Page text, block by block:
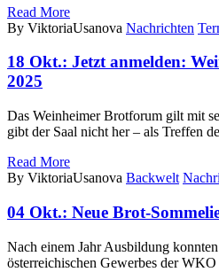
Read More
By ViktoriaUsanova Nachrichten
18 Okt.: Jetzt anmelden:
2025
Das Weinheimer Brotforum gilt mit
gibt der Saal nicht her – als Treffen
Read More
By ViktoriaUsanova Backwelt
04 Okt.: Neue Brot-
Nach einem Jahr Ausbildung
österreichischen Gewerbes der